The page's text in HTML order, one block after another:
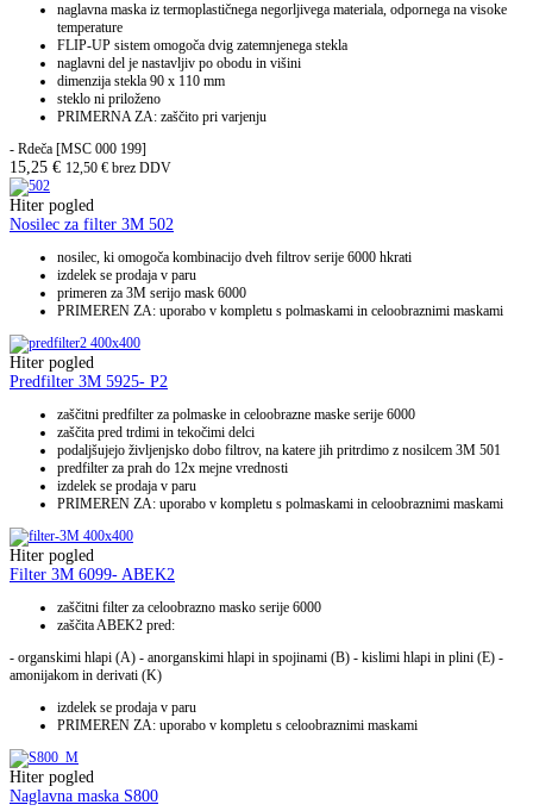
naglavna maska iz termoplastičnega negorljivega materiala, odpornega na visoke
temperature
FLIP-UP sistem omogoča dvig zatemnjenega stekla
naglavni del je nastavljiv po obodu in višini
dimenzija stekla 90 x 110 mm
steklo ni priloženo
PRIMERNA ZA: zaščito pri varjenju
- Rdeča [MSC 000 199]
15,25 € 12,50 € brez DDV
Hiter pogled
Nosilec za filter 3M 502
nosilec, ki omogoča kombinacijo dveh filtrov serije 6000 hkrati
izdelek se prodaja v paru
primeren za 3M serijo mask 6000
PRIMEREN ZA: uporabo v kompletu s polmaskami in celoobraznimi maskami
Hiter pogled
Predfilter 3M 5925- P2
zaščitni predfilter za polmaske in celoobrazne maske serije 6000
zaščita pred trdimi in tekočimi delci
podaljšujejo življenjsko dobo filtrov, na katere jih pritrdimo z nosilcem 3M 501
predfilter za prah do 12x mejne vrednosti
izdelek se prodaja v paru
PRIMEREN ZA: uporabo v kompletu s polmaskami in celoobraznimi maskami
Hiter pogled
Filter 3M 6099- ABEK2
zaščitni filter za celoobrazno masko serije 6000
zaščita ABEK2 pred:
- organskimi hlapi (A) - anorganskimi hlapi in spojinami (B) - kislimi hlapi in plini (E) -
amonijakom in derivati (K)
izdelek se prodaja v paru
PRIMEREN ZA: uporabo v kompletu s celoobraznimi maskami
Hiter pogled
Naglavna maska S800